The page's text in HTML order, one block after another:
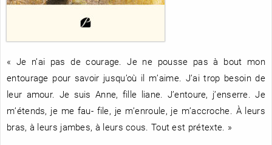
TOUT LE CATALOGUE
RENCONTRE AVEC…
REVUE DE PRESSE
« Je n’ai pas de courage. Je ne pousse pas à bout mon
entourage pour savoir jusqu’où il m’aime. J’ai trop besoin de
leur amour. Je suis Anne, fille liane. J’entoure, j’enserre. Je
m’étends, je me fau- file, je m’enroule, je m’accroche. À leurs
bras, à leurs jambes, à leurs cous. Tout est prétexte. »